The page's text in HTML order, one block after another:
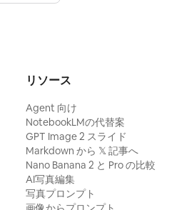
リソース
Agent 向け
NotebookLMの代替案
GPT Image 2 スライド
Markdown から 𝕏 記事へ
Nano Banana 2 と Pro の比較
AI写真編集
写真プロンプト